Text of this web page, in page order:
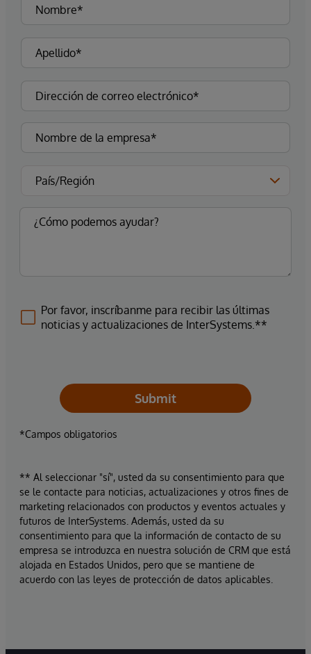
Por favor, inscríbanme para recibir las últimas
noticias y actualizaciones de InterSystems.**
Submit
*Campos obligatorios
** Al seleccionar "sí", usted da su consentimiento para que
se le contacte para noticias, actualizaciones y otros fines de
marketing relacionados con productos y eventos actuales y
futuros de InterSystems. Además, usted da su
consentimiento para que la información de contacto de su
empresa se introduzca en nuestra solución de CRM que está
alojada en Estados Unidos, pero que se mantiene de
acuerdo con las leyes de protección de datos aplicables.